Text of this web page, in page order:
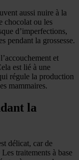
aussi nuire à la
chocolat ou les
d’imperfections,
pendant la grossesse.
et
est lié à une
régule la production
mammaires.
la
délicat, car de
traitements à base